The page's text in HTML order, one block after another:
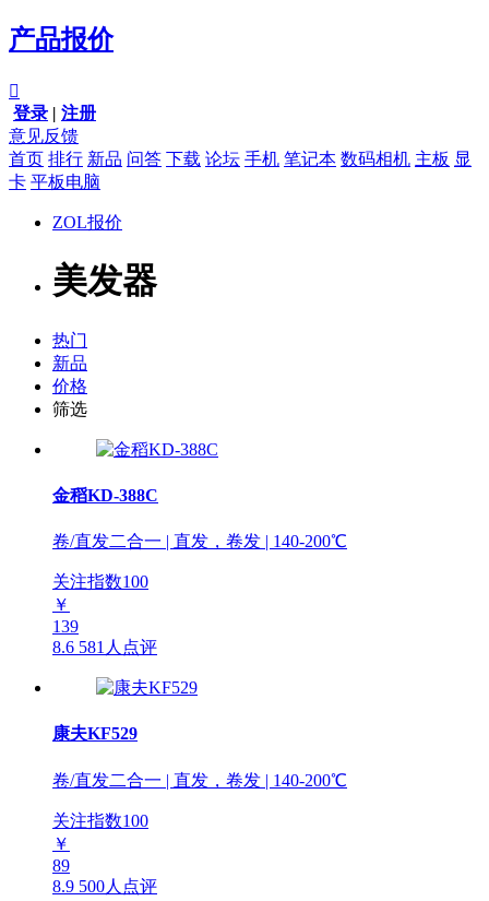
产品报价

登录 | 注册
意见反馈
首页 排行 新品 问答 下载 论坛 手机 笔记本 数码相机 主板 显
卡 平板电脑
ZOL报价
美发器
热门
新品
价格
筛选
金稻KD-388C
卷/直发二合一 | 直发，卷发 | 140-200℃
关注指数100
￥
139
8.6 581人点评
康夫KF529
卷/直发二合一 | 直发，卷发 | 140-200℃
关注指数100
￥
89
8.9 500人点评